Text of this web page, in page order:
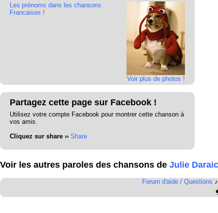
Voir plus de photos !
Les prénoms dans les chansons
Francaises !
Partagez cette page sur Facebook !
Utilisez votre compte Facebook pour montrer cette chanson à
vos amis.
Cliquez sur share ›› Share
Voir les autres paroles des chansons de Julie
Forum d'aide / Questions